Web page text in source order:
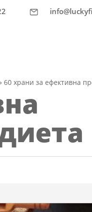
60 храни за ефективна